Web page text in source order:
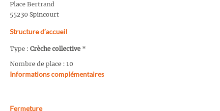
Place Bertrand
55230 Spincourt
Structure d’accueil
Type : Crèche collective *
Nombre de place : 10
Informations complémentaires
Fermeture